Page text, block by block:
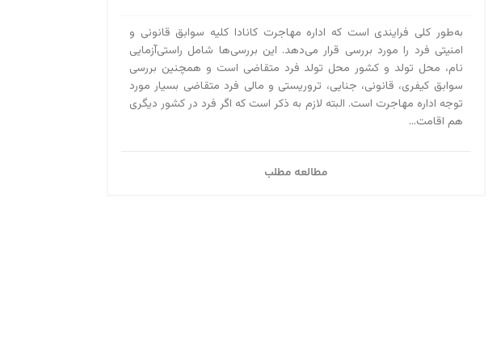
به‌طور کلی فرایندی است که اداره مهاجرت کانادا کلیه سوابق قانونی و
امنیتی فرد را مورد بررسی قرار می‌دهد. این بررسی‌ها شامل راستی‌آزمایی
نام، محل تولد و کشور محل تولد فرد متقاضی است و همچنین بررسی
سوابق کیفری، قانونی، جنایی، تروریستی و مالی فرد متقاضی بسیار مورد
توجه اداره مهاجرت است. البته لازم به ذکر است که اگر فرد در کشور دیگری
هم اقامت...
مطالعه مطلب